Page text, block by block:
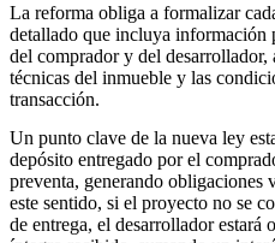
La reforma obliga a formalizar
detallado que incluya información
del comprador y del desarrollador,
técnicas del inmueble y las
transacción.
Un punto clave de la nueva ley
depósito entregado por el
preventa, generando obligaciones
este sentido, si el proyecto no se
de entrega, el desarrollador estará